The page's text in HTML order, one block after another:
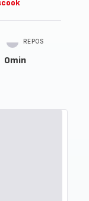
REPOS
0min